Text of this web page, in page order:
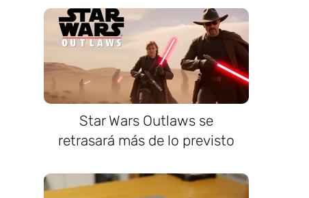
Star Wars Outlaws se
retrasará más de lo previsto